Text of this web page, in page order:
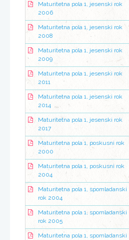
Maturitetna pola 1, jesenski rok
2006
Maturitetna pola 1, jesenski rok
2008
Maturitetna pola 1, jesenski rok
2009
Maturitetna pola 1, jesenski rok
2011
Maturitetna pola 1, jesenski rok
2014
Maturitetna pola 1, jesenski rok
2017
Maturitetna pola 1, poskusni rok
2000
Maturitetna pola 1, poskusni rok
2004
Maturitetna pola 1, spomladanski
rok 2004
Maturitetna pola 1, spomladanski
rok 2005
Maturitetna pola 1, spomladanski